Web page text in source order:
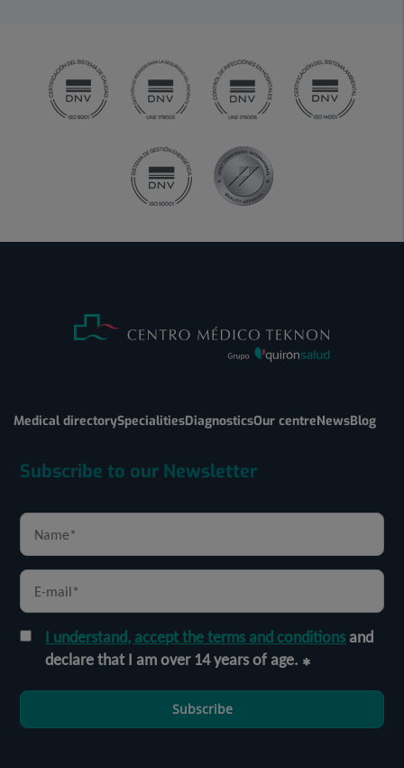
Medical directorySpecialitiesDiagnosticsOur centreNewsBlog
Subscribe to our Newsletter
I understand, accept the terms and conditionsand
declare that I am over 14 years of age.
Subscribe